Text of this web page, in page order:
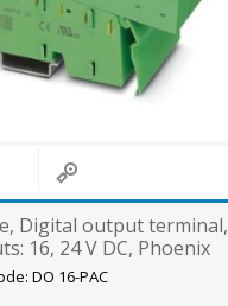
Digital output terminal,
16, 24 V DC, Phoenix
DO 16-PAC